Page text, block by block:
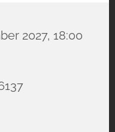
2027, 18:00